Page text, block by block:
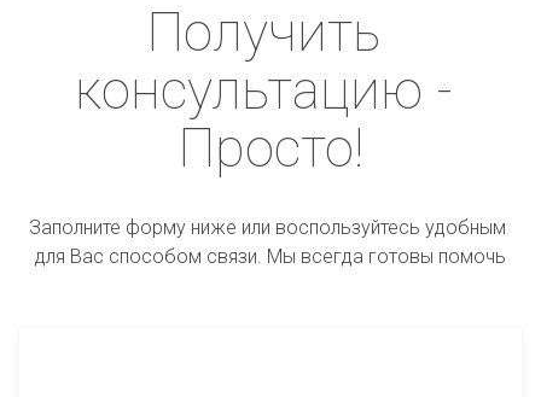
Получить
консультацию -
Просто!
Заполните форму ниже или воспользуйтесь удобным
для Вас способом связи. Мы всегда готовы помочь